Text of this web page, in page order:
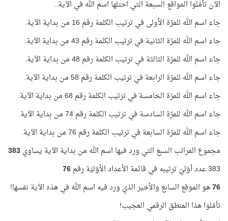
الآن تأمّلوا المواقع السبعة التي احتلها اسم الله في الآية..
جاء اسم الله للمرّة الأولى في ترتيب الكلمة رقم 16 من بداية الآية.
جاء اسم الله للمرّة الثانية في ترتيب الكلمة رقم 43 من بداية الآية.
جاء اسم الله للمرّة الثالثة في ترتيب الكلمة رقم 48 من بداية الآية.
جاء اسم الله للمرّة الرابعة في ترتيب الكلمة رقم 58 من بداية الآية.
جاء اسم الله للمرّة الخامسة في ترتيب الكلمة رقم 68 من بداية الآية.
جاء اسم الله للمرّة السادسة في ترتيب الكلمة رقم 74 من بداية الآية.
جاء اسم الله للمرّة السابعة في ترتيب الكلمة رقم 76 من بداية الآية.
مجموع المراتب السبع التي ورد فيها اسم الله من بداية الآية يساوي383
383 عدد أوّليّ ترتيبه في قائمة الأعداد الأوّليّة رقم
76
76هو الموقع السابع والأخير الذي ورد فيه اسم الله في هذه الآية نفسها!
تأمّلوا هذا المنطق الرقمي العجيب!